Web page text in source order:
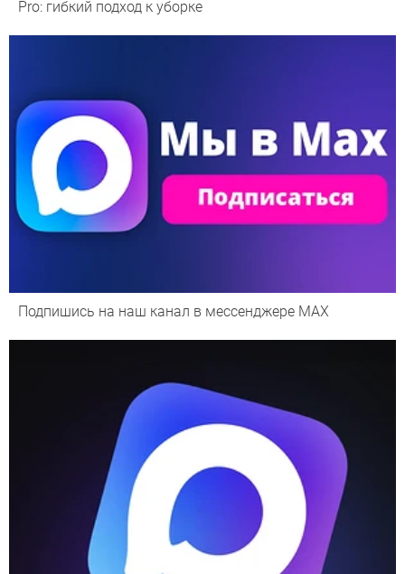
Pro: гибкий подход к уборке
Подпишись на наш канал в мессенджере МАХ